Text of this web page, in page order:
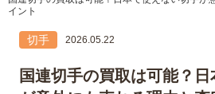
イント
切手 2026.05.22
国連切手の買取は可能？